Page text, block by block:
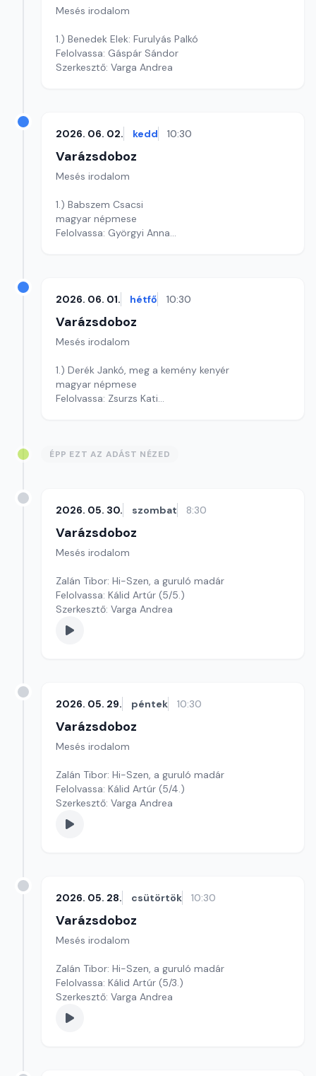
Mesés irodalom
1.) Benedek Elek: Furulyás Palkó
Felolvassa: Gáspár Sándor
Szerkesztő: Varga Andrea
2026. 06. 02. kedd 10:30
Varázsdoboz
Mesés irodalom
1.) Babszem Csacsi
magyar népmese
Felolvassa: Györgyi Anna
2026. 06. 01. hétfő 10:30
Varázsdoboz
Mesés irodalom
1.) Derék Jankó, meg a kemény kenyér
magyar népmese
Felolvassa: Zsurzs Kati
ÉPP EZT AZ ADÁST NÉZED
2026. 05. 30. szombat 8:30
Varázsdoboz
Mesés irodalom
Zalán Tibor: Hi-Szen, a guruló madár
Felolvassa: Kálid Artúr (5/5.)
Szerkesztő: Varga Andrea
2026. 05. 29. péntek 10:30
Varázsdoboz
Mesés irodalom
Zalán Tibor: Hi-Szen, a guruló madár
Felolvassa: Kálid Artúr (5/4.)
Szerkesztő: Varga Andrea
2026. 05. 28. csütörtök 10:30
Varázsdoboz
Mesés irodalom
Zalán Tibor: Hi-Szen, a guruló madár
Felolvassa: Kálid Artúr (5/3.)
Szerkesztő: Varga Andrea